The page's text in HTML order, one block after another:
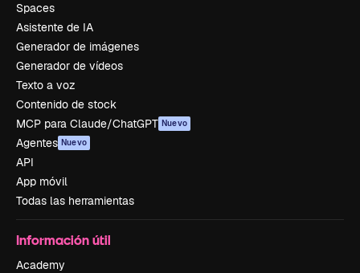
Spaces
Asistente de IA
Generador de imágenes
Generador de vídeos
Texto a voz
Contenido de stock
MCP para Claude/ChatGPT Nuevo
Agentes Nuevo
API
App móvil
Todas las herramientas
Información útil
Academy